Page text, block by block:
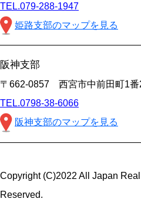
TEL.079-288-1947
姫路支部のマップを見る
阪神支部
〒662-0857 西宮市中前田町1番
TEL.0798-38-6066
阪神支部のマップを見る
Copyright (C)2022 All Japan
Reserved.